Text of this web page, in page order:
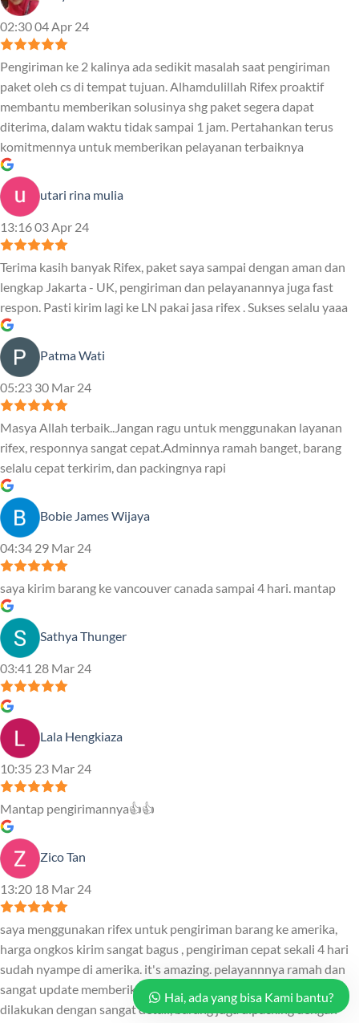
02:30 04 Apr 24
Pengiriman ke 2 kalinya ada sedikit masalah saat pengiriman
paket oleh cs di tempat tujuan. Alhamdulillah Rifex proaktif
membantu memberikan solusinya shg paket segera dapat
diterima, dalam waktu tidak sampai 1 jam. Pertahankan terus
komitmennya untuk memberikan pelayanan terbaiknya
utari rina mulia
13:16 03 Apr 24
Terima kasih banyak Rifex, paket saya sampai dengan aman dan
lengkap Jakarta - UK, pengiriman dan pelayanannya juga fast
respon. Pasti kirim lagi ke LN pakai jasa rifex . Sukses selalu yaaa
Patma Wati
05:23 30 Mar 24
Masya Allah terbaik..Jangan ragu untuk menggunakan layanan
rifex, responnya sangat cepat.Adminnya ramah banget, barang
selalu cepat terkirim, dan packingnya rapi
Bobie James Wijaya
04:34 29 Mar 24
saya kirim barang ke vancouver canada sampai 4 hari. mantap
Sathya Thunger
03:41 28 Mar 24
Lala Hengkiaza
10:35 23 Mar 24
Mantap pengirimannya👍👍
Zico Tan
13:20 18 Mar 24
saya menggunakan rifex untuk pengiriman barang ke amerika,
harga ongkos kirim sangat bagus , pengiriman cepat sekali 4 hari
sudah nyampe di amerika. it's amazing. pelayannnya ramah dan
sangat update memberikan informasi ke customer. semua
dilakukan dengan sangat detail, barang juga dipacking dengan
Hai, ada yang bisa Kami bantu?